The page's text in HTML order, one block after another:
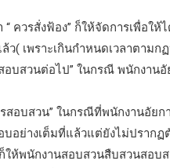
“ ควรสั่งฟ้อง” ก็ให้จัดการเพื่อ
ว( เพราะเกินกำหนดเวลาตามก
บสวนต่อไป” ในกรณี พนักงาน
รสอบสวน” ในกรณีที่พนักงานอั
อย่างเต็มที่แล้วแต่ยังไม่ปราก
ให้พนักงานสอบสวนสืบสวนสอบ